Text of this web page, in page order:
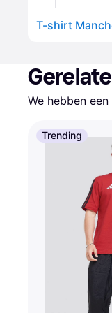
T-shirt
We hebben
Trending